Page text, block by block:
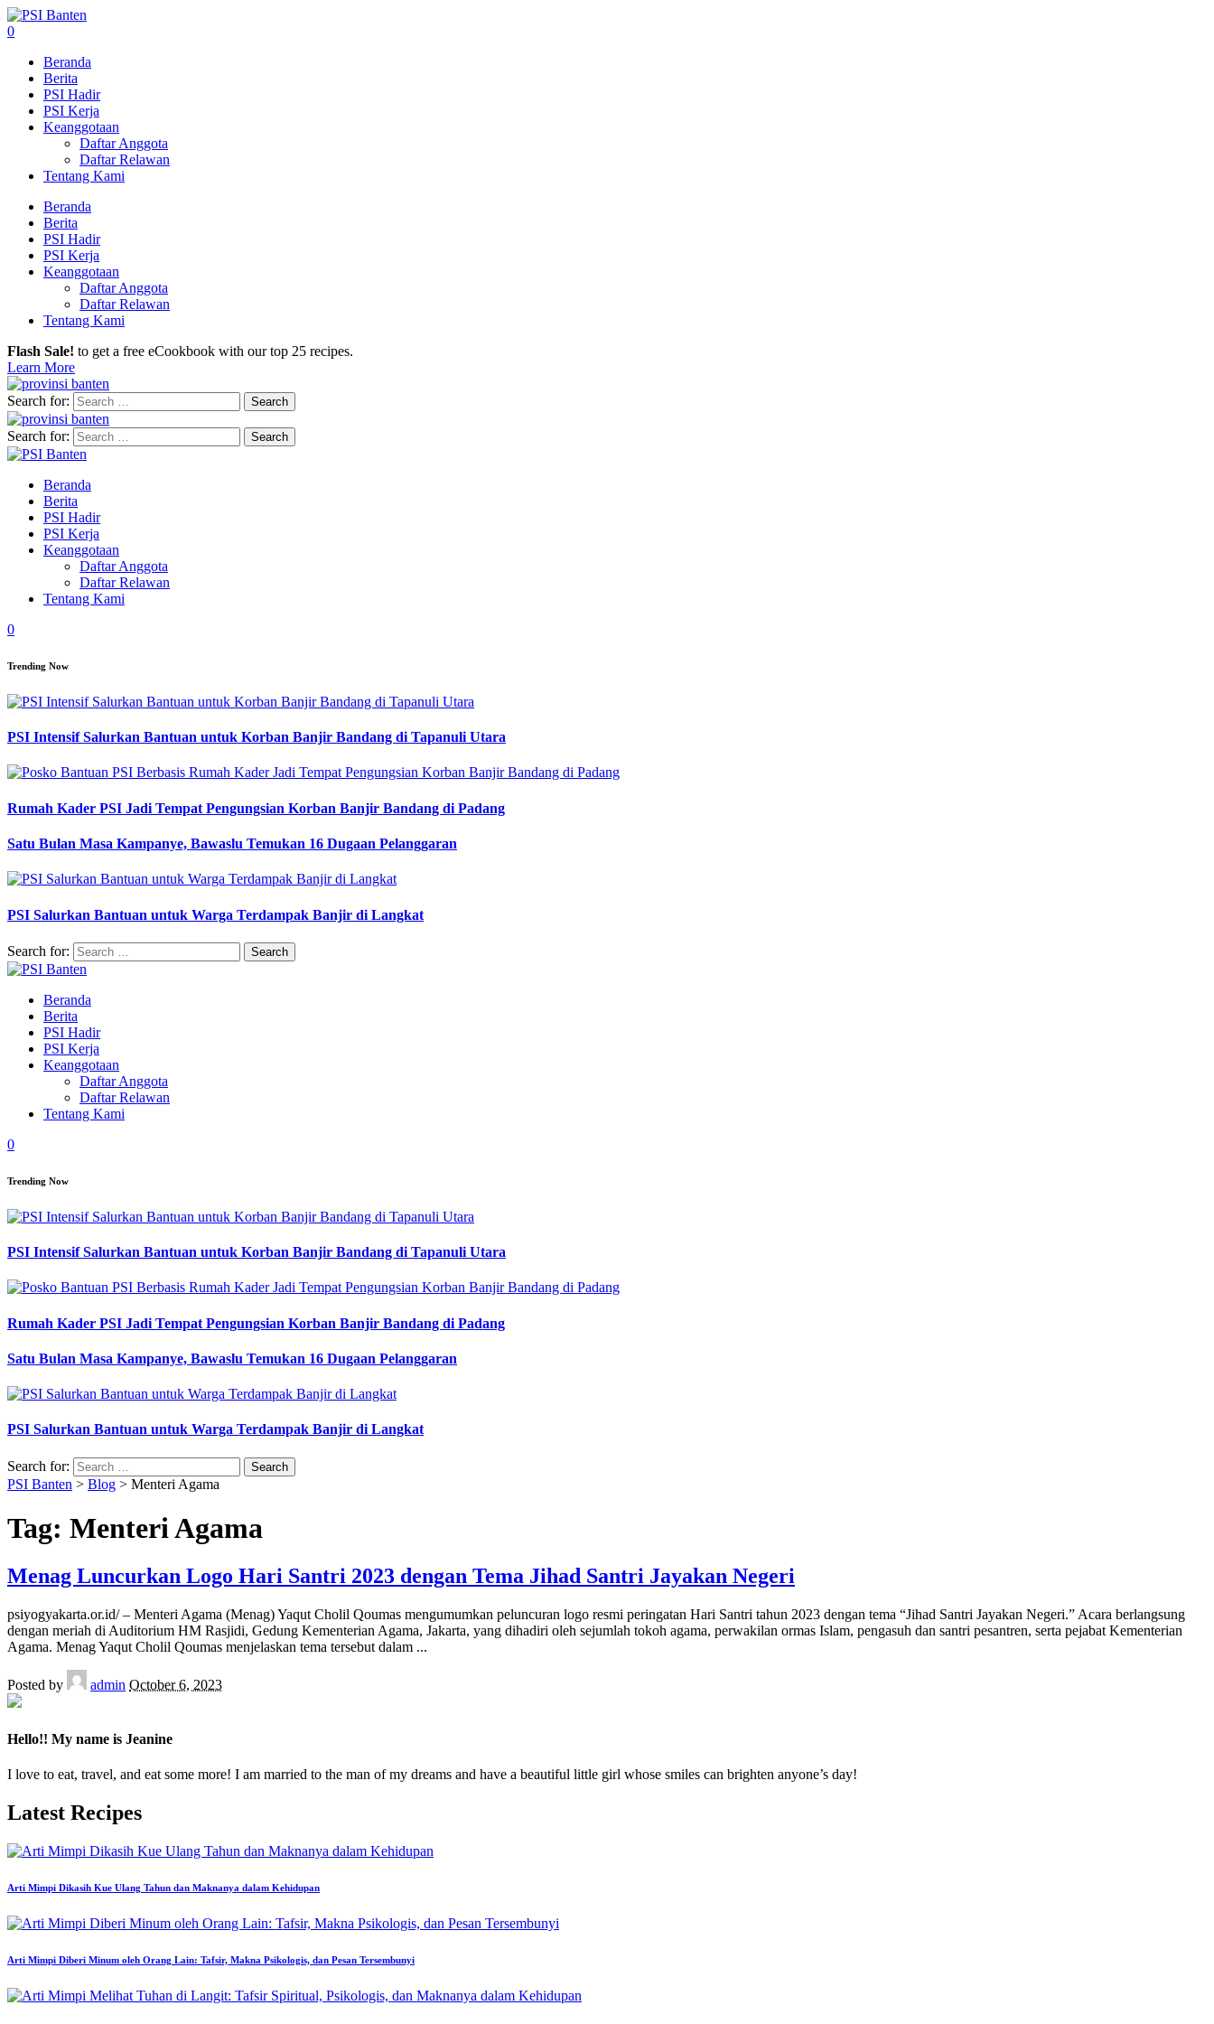
0
Beranda
Berita
PSI Hadir
PSI Kerja
Keanggotaan
Daftar Anggota
Daftar Relawan
Tentang Kami
Beranda
Berita
PSI Hadir
PSI Kerja
Keanggotaan
Daftar Anggota
Daftar Relawan
Tentang Kami
Flash Sale! to get a free eCookbook with our top 25 recipes.
Learn More
Search for:
Search for:
Beranda
Berita
PSI Hadir
PSI Kerja
Keanggotaan
Daftar Anggota
Daftar Relawan
Tentang Kami
0
Trending Now
PSI Intensif Salurkan Bantuan untuk Korban Banjir Bandang di Tapanuli Utara
Rumah Kader PSI Jadi Tempat Pengungsian Korban Banjir Bandang di Padang
Satu Bulan Masa Kampanye, Bawaslu Temukan 16 Dugaan Pelanggaran
PSI Salurkan Bantuan untuk Warga Terdampak Banjir di Langkat
Search for:
Beranda
Berita
PSI Hadir
PSI Kerja
Keanggotaan
Daftar Anggota
Daftar Relawan
Tentang Kami
0
Trending Now
PSI Intensif Salurkan Bantuan untuk Korban Banjir Bandang di Tapanuli Utara
Rumah Kader PSI Jadi Tempat Pengungsian Korban Banjir Bandang di Padang
Satu Bulan Masa Kampanye, Bawaslu Temukan 16 Dugaan Pelanggaran
PSI Salurkan Bantuan untuk Warga Terdampak Banjir di Langkat
Search for:
PSI Banten > Blog > Menteri Agama
Tag: Menteri Agama
Menag Luncurkan Logo Hari Santri 2023 dengan Tema Jihad Santri Jayakan Negeri
psiyogyakarta.or.id/ – Menteri Agama (Menag) Yaqut Cholil Qoumas mengumumkan peluncuran logo resmi peringatan Hari Santri tahun 2023 dengan tema “Jihad Santri Jayakan Negeri.” Acara berlangsung
dengan meriah di Auditorium HM Rasjidi, Gedung Kementerian Agama, Jakarta, yang dihadiri oleh sejumlah tokoh agama, perwakilan ormas Islam, pengasuh dan santri pesantren, serta pejabat Kementerian
Agama. Menag Yaqut Cholil Qoumas menjelaskan tema tersebut dalam ...
Posted by admin October 6, 2023
Hello!! My name is Jeanine
I love to eat, travel, and eat some more! I am married to the man of my dreams and have a beautiful little girl whose smiles can brighten anyone’s day!
Latest Recipes
Arti Mimpi Dikasih Kue Ulang Tahun dan Maknanya dalam Kehidupan
Arti Mimpi Diberi Minum oleh Orang Lain: Tafsir, Makna Psikologis, dan Pesan Tersembunyi